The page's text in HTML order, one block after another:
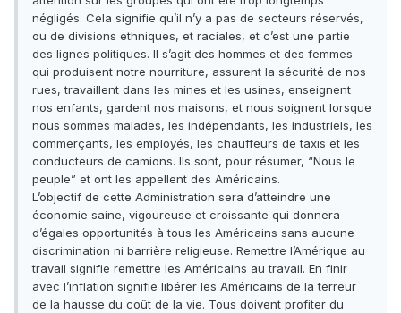
négligés. Cela signifie qu’il n’y a pas de secteurs réservés,
ou de divisions ethniques, et raciales, et c’est une partie
des lignes politiques. Il s’agit des hommes et des femmes
qui produisent notre nourriture, assurent la sécurité de nos
rues, travaillent dans les mines et les usines, enseignent
nos enfants, gardent nos maisons, et nous soignent lorsque
nous sommes malades, les indépendants, les industriels, les
commerçants, les employés, les chauffeurs de taxis et les
conducteurs de camions. Ils sont, pour résumer, “Nous le
peuple” et ont les appellent des Américains.
L’objectif de cette Administration sera d’atteindre une
économie saine, vigoureuse et croissante qui donnera
d’égales opportunités à tous les Américains sans aucune
discrimination ni barrière religieuse. Remettre l’Amérique au
travail signifie remettre les Américains au travail. En finir
avec l’inflation signifie libérer les Américains de la terreur
de la hausse du coût de la vie. Tous doivent profiter du